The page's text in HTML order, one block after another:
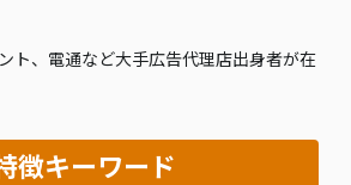
ト、電通など大手広告代理店出身者が在
徴キーワード